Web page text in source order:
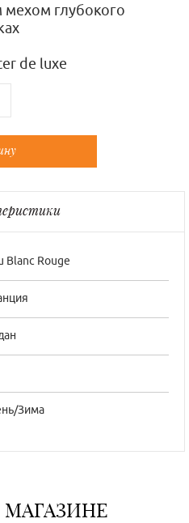
мехом глубокого
de luxe
Blanc Rouge
Зима